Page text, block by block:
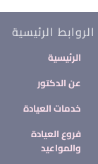
الروابط الرئيسية
الرئيسية
عن الدكتور
خدمات العيادة
فروع العيادة
والمواعيد